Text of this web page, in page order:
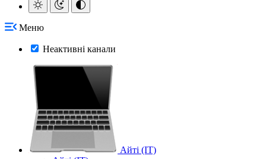
Меню
Неактивні канали
Айті (IT)